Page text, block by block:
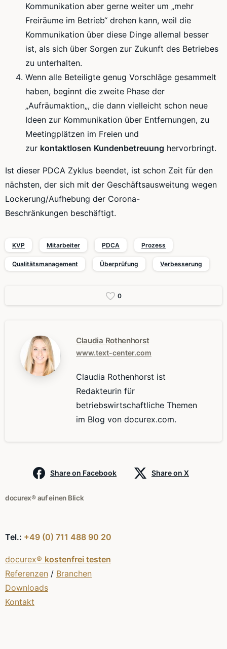
Kommunikation aber gerne weiter um „mehr
Freiräume im Betrieb“ drehen kann, weil die
Kommunikation über diese Dinge allemal besser
ist, als sich über Sorgen zur Zukunft des Betriebes
zu unterhalten.
Wenn alle Beteiligte genug Vorschläge gesammelt
haben, beginnt die zweite Phase der
„Aufräumaktion„, die dann vielleicht schon neue
Ideen zur Kommunikation über Entfernungen, zu
Meetingplätzen im Freien und
zur kontaktlosen Kundenbetreuung hervorbringt.
Ist dieser PDCA Zyklus beendet, ist schon Zeit für den
nächsten, der sich mit der Geschäftsausweitung wegen
Lockerung/Aufhebung der Corona-
Beschränkungen beschäftigt.
KVP Mitarbeiter PDCA Prozess
Qualitätsmanagement Überprüfung Verbesserung
0
Claudia Rothenhorst
www.text-center.com
Claudia Rothenhorst ist
Redakteurin für
betriebswirtschaftliche Themen
im Blog von docurex.com.
Share on Facebook Share on X
docurex® auf einen Blick
Tel.: +49 (0) 711 488 90 20
docurex® kostenfrei testen
Referenzen / Branchen
Downloads
Kontakt